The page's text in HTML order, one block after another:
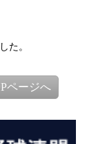
た。
ページへ